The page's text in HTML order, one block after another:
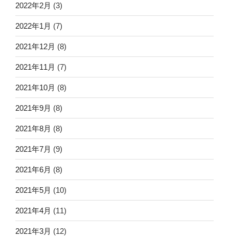
2022年2月 (3)
2022年1月 (7)
2021年12月 (8)
2021年11月 (7)
2021年10月 (8)
2021年9月 (8)
2021年8月 (8)
2021年7月 (9)
2021年6月 (8)
2021年5月 (10)
2021年4月 (11)
2021年3月 (12)